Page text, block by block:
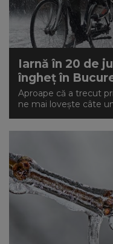
Iarnă în 20 de
îngheț în
Aproape că a trecut
ne mai lovește câte